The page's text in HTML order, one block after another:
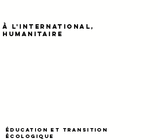
À L'INTERNATIONAL,
HUMANITAIRE
ÉDUCATION ET TRANSITION
ÉCOLOGIQUE